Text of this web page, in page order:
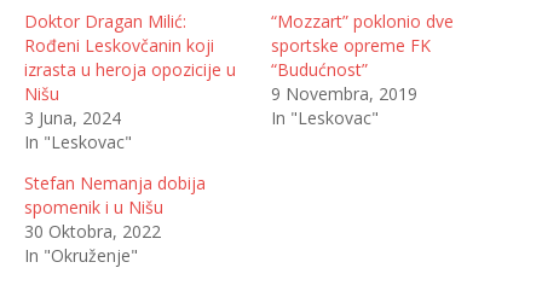
Doktor Dragan Milić:
Rođeni Leskovčanin koji
izrasta u heroja opozicije u
Nišu
3 Juna, 2024
In "Leskovac"
“Mozzart” poklonio dve
sportske opreme FK
“Budućnost”
9 Novembra, 2019
In "Leskovac"
Stefan Nemanja dobija
spomenik i u Nišu
30 Oktobra, 2022
In "Okruženje"